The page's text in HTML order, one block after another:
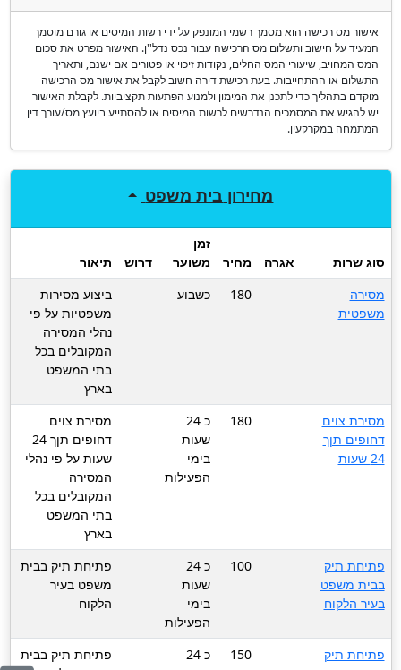
אישור מס רכישה הוא מסמך רשמי המונפק על ידי רשות המיסים או גורם מוסמך
המעיד על חישוב ותשלום מס הרכישה עבור נכס נדל''ן. האישור מפרט את סכום
המס המחויב, שיעורי המס החלים, נקודות זיכוי או פטורים אם ישנם, ותאריך
התשלום או ההתחייבות. בעת רכישת דירה חשוב לקבל את אישור מס הרכישה
מוקדם בתהליך כדי לתכנן את המימון ולמנוע הפתעות תקציביות. לקבלת האישור
יש להגיש את המסמכים הנדרשים לרשות המיסים או להסתייע ביועץ מס/עורך דין
המתמחה במקרקעין.
מחירון בית משפט
סוג שרות אגרה מחיר
זמן
משוער
דרוש
תיאור
מסירה
משפטית
180 כשבוע
ביצוע מסירות
משפטיות על פי
נהלי המסירה
המקובלים בכל
בתי המשפט
בארץ
מסירת צוים
דחופים תןך
24 שעות
180
כ 24
שעות
בימי
הפעילות
מסירת צוים
דחופים תןך 24
שעות על פי נהלי
המסירה
המקובלים בכל
בתי המשפט
בארץ
פתיחת תיק
בבית משפט
בעיר הלקוח
100
כ 24
שעות
בימי
הפעילות
פתיחת תיק בבית
משפט בעיר
הלקוח
פתיחת תיק
150
כ 24
פתיחת תיק בבית